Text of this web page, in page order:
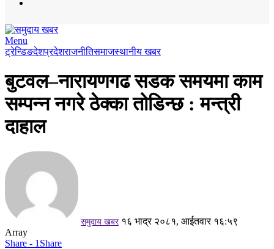
Menu
ट्रेन्डिङदेशप्रदेशराजनीतिसमाजस्थानीय खबर
बुटवल–नारायणगढ सडक समयमा काम
सम्पन्न नगरे ठेक्का तोडिन्छ : मन्त्री
दाहाल
समुदाय खबर १६ भाद्र २०८१, आईतवार १६:५९
Array
Share - 1 Share